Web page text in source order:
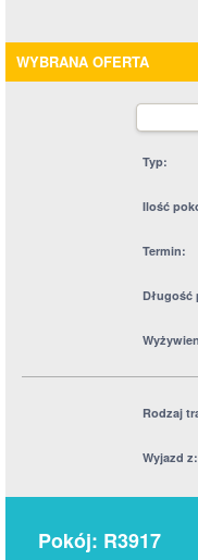
WYBRANA OFERTA
Typ
Ilość
Termin
Długość
Rodzaj
Wyjazd z
Pokój: R3917